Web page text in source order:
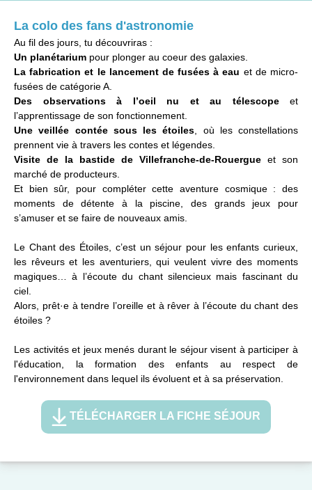
La colo des fans d'astronomie
Au fil des jours, tu découvriras :
Un planétarium pour plonger au coeur des galaxies.
La fabrication et le lancement de fusées à eau et de micro-
fusées de catégorie A.
Des observations à l’oeil nu et au télescopeet
l’apprentissage de son fonctionnement.
Une veillée contée sous les étoiles, où les constellations
prennent vie à travers les contes et légendes.
Visite de la bastide de Villefranche-de-Rouergue et son
marché de producteurs.
Et bien sûr, pour compléter cette aventure cosmique : des
moments de détente à la piscine, des grands jeux pour
s’amuser et se faire de nouveaux amis.
Le Chant des Étoiles, c’est un séjour pour les enfants curieux,
les rêveurs et les aventuriers, qui veulent vivre des moments
magiques… à l’écoute du chant silencieux mais fascinant du
ciel.
Alors, prêt·e à tendre l’oreille et à rêver à l’écoute du chant des
étoiles ?
Les activités et jeux menés durant le séjour visent à participer à
l'éducation, la formation des enfants au respect de
l'environnement dans lequel ils évoluent et à sa préservation.
TÉLÉCHARGER LA FICHE SÉJOUR